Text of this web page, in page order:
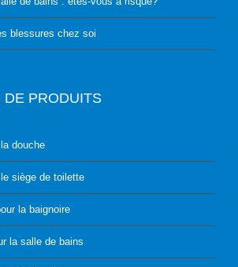
blessures chez soi
DE PRODUITS
douche
siège de toilette
la baignoire
la salle de bains